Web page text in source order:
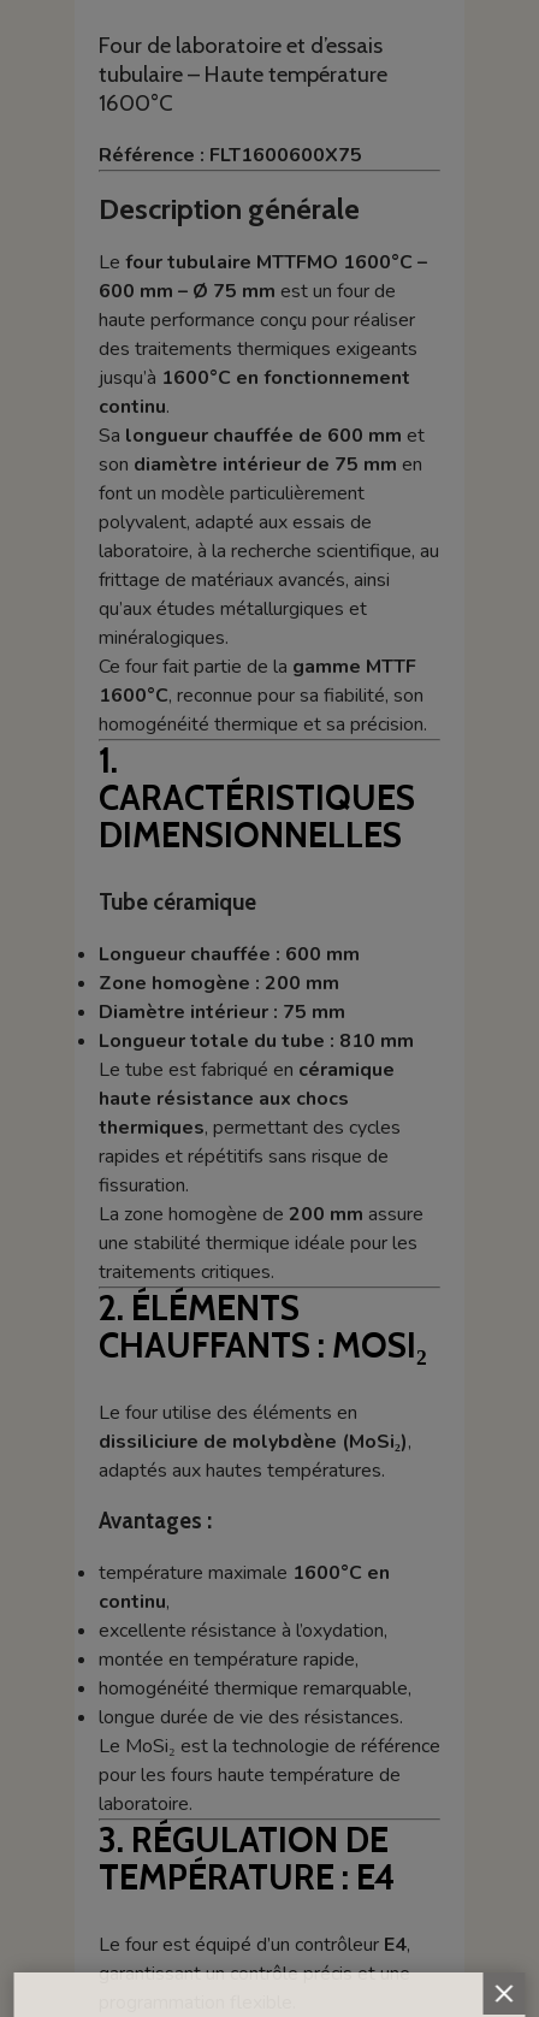
Four de laboratoire et d’essais
tubulaire – Haute température
1600°C
Référence : FLT1600600X75
Description générale
Le four tubulaire MTTFMO 1600°C –
600 mm – Ø 75 mm est un four de
haute performance conçu pour réaliser
des traitements thermiques exigeants
jusqu’à 1600°C en fonctionnement
continu.
Sa longueur chauffée de 600 mm et
son diamètre intérieur de 75 mm en
font un modèle particulièrement
polyvalent, adapté aux essais de
laboratoire, à la recherche scientifique, au
frittage de matériaux avancés, ainsi
qu’aux études métallurgiques et
minéralogiques.
Ce four fait partie de la gamme MTTF
1600°C, reconnue pour sa fiabilité, son
homogénéité thermique et sa précision.
1.
CARACTÉRISTIQUES
DIMENSIONNELLES
Tube céramique
Longueur chauffée : 600 mm
Zone homogène : 200 mm
Diamètre intérieur : 75 mm
Longueur totale du tube : 810 mm
Le tube est fabriqué en céramique
haute résistance aux chocs
thermiques, permettant des cycles
rapides et répétitifs sans risque de
fissuration.
La zone homogène de 200 mm assure
une stabilité thermique idéale pour les
traitements critiques.
2. ÉLÉMENTS
CHAUFFANTS : MOSI₂
Le four utilise des éléments en
dissiliciure de molybdène (MoSi₂),
adaptés aux hautes températures.
Avantages :
température maximale 1600°C en
continu,
excellente résistance à l’oxydation,
montée en température rapide,
homogénéité thermique remarquable,
longue durée de vie des résistances.
Le MoSi₂ est la technologie de référence
pour les fours haute température de
laboratoire.
3. RÉGULATION DE
TEMPÉRATURE : E4
Le four est équipé d’un contrôleur E4,
garantissant un contrôle précis et une